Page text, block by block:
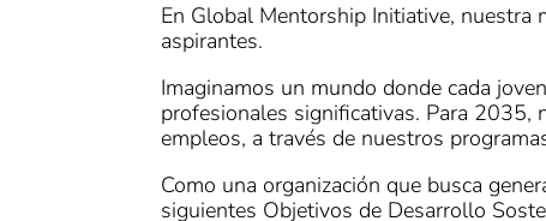
En Global Mentorship Initiative, nuestra
aspirantes.
Imaginamos un mundo donde cada
profesionales significativas. Para 2035,
empleos, a través de nuestros
Como una organización que busca
siguientes Objetivos de Desarrollo